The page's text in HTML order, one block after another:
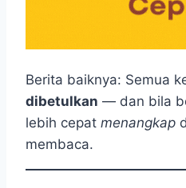
Berita baiknya: Semua
dibetulkan — dan bila
lebih cepat menangkap
membaca.